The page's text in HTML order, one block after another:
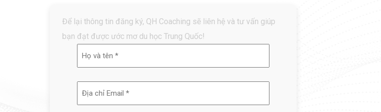
Để lại thông tin đăng ký, QH Coaching sẽ liên hệ và tư vấn giúp
bạn đạt được ước mơ du học Trung Quốc!
và
tên
(Required)
chỉ